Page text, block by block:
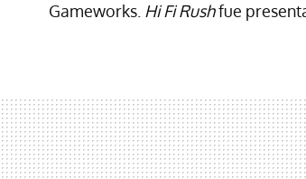
Gameworks. Hi Fi Rushfue